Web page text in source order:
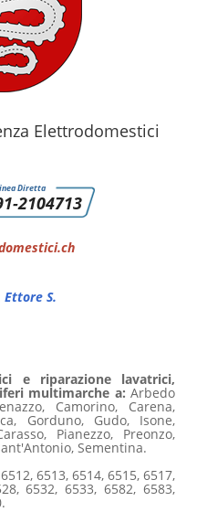
Elettrodomestici
Diretta
2104713
Ettore S.
e riparazione lavatrici,
multimarche a: Arbedo
Camorino, Carena,
Gorduno, Gudo, Isone,
Pianezzo, Preonzo,
Sementina.
6513, 6514, 6515, 6517,
6532, 6533, 6582, 6583,